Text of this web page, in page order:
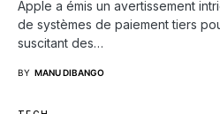
Apple a émis un avertissement
de systèmes de paiement tiers
suscitant des…
BY MANU DIBANGO